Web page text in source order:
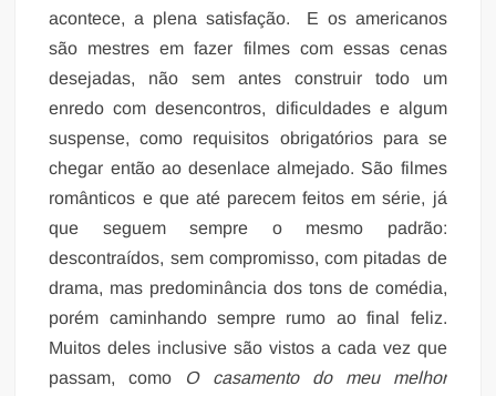
acontece, a plena satisfação. E os americanos
são mestres em fazer filmes com essas cenas
desejadas, não sem antes construir todo um
enredo com desencontros, dificuldades e algum
suspense, como requisitos obrigatórios para se
chegar então ao desenlace almejado. São filmes
românticos e que até parecem feitos em série, já
que seguem sempre o mesmo padrão:
descontraídos, sem compromisso, com pitadas de
drama, mas predominância dos tons de comédia,
porém caminhando sempre rumo ao final feliz.
Muitos deles inclusive são vistos a cada vez que
passam, como O casamento do meu melhor